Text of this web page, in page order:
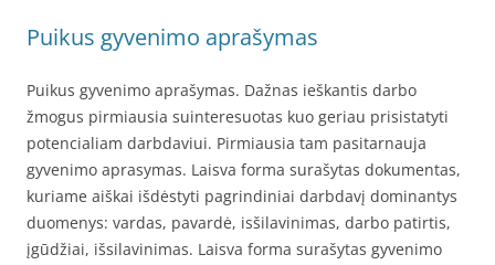
Puikus gyvenimo aprašymas
Puikus gyvenimo aprašymas. Dažnas ieškantis darbo
žmogus pirmiausia suinteresuotas kuo geriau prisistatyti
potencialiam darbdaviui. Pirmiausia tam pasitarnauja
gyvenimo aprasymas. Laisva forma surašytas dokumentas,
kuriame aiškai išdėstyti pagrindiniai darbdavį dominantys
duomenys: vardas, pavardė, isšilavinimas, darbo patirtis,
įgūdžiai, išsilavinimas. Laisva forma surašytas gyvenimo